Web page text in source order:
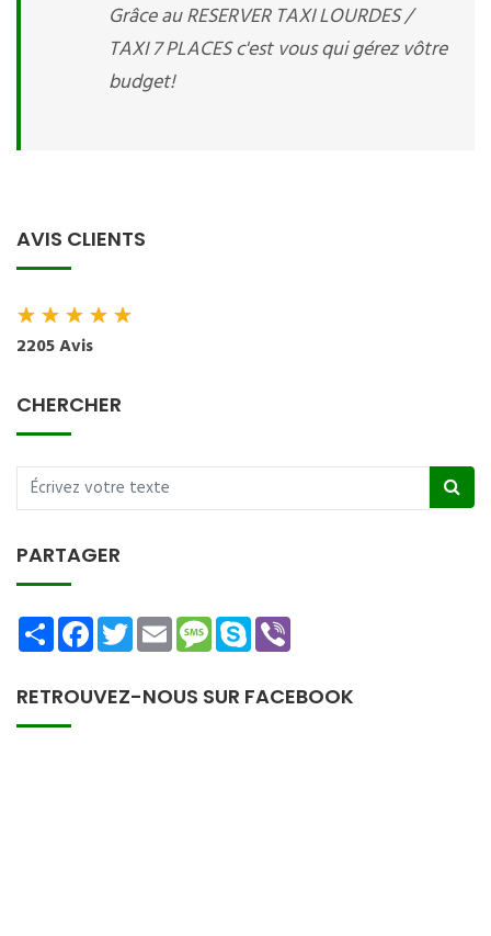
Grâce au RESERVER TAXI LOURDES /
TAXI 7 PLACES c'est vous qui gérez vôtre
budget!
AVIS CLIENTS
★★★★★
2205 Avis
CHERCHER
PARTAGER
ShareFacebookTwitterEmailMessage
Skype
RETROUVEZ-NOUS SUR FACEBOOK